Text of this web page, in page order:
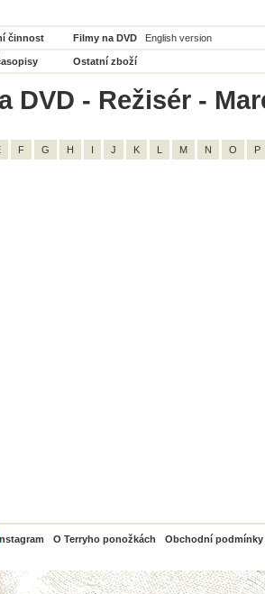
činnost Filmy na DVD English version
Ostatní zboží
DVD - Režisér -
F G H I J K L M N O P
O Terryho ponožkách Obchodní podmínky
PayPal